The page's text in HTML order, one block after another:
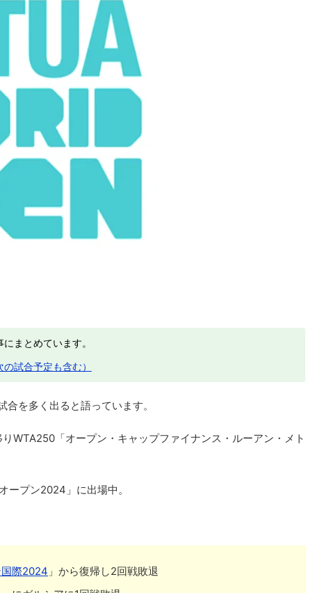
まとめています。
試合予定も含む）
を多く出ると語っています。
WTA250「オープン・キャップファイナンス・ルーアン・メト
ープン2024」に出場中。
際2024 」から復帰し2回戦敗退